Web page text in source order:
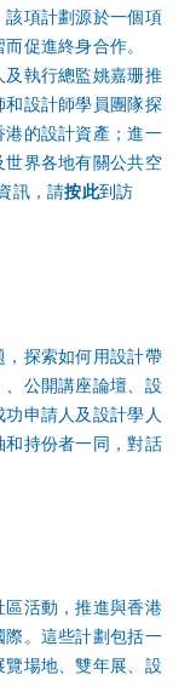
該項計劃源於一個項
促進終身合作。
及執行總監姚嘉珊推
設計師學員團隊探
港的設計資產；進一
世界各地有關公共空
訊，請按此到訪
，探索如何用設計帶
、公開講座論壇、設
申請人及設計學人
和持份者一同，對話
區活動，推進與香港
際。這些計劃包括一
覽場地、雙年展、設